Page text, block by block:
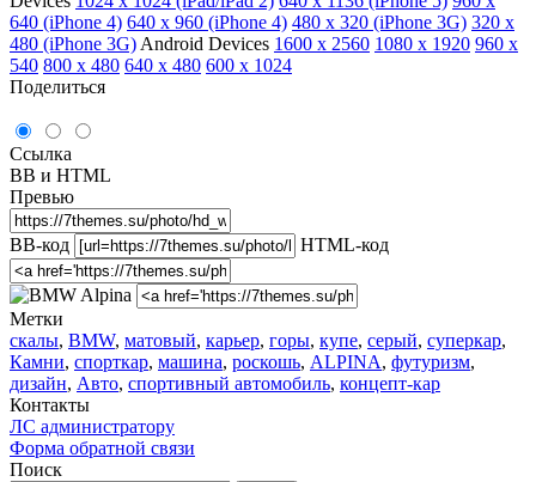
640 (iPhone 4) 640 x 960 (iPhone 4) 480 x 320 (iPhone 3G) 320 x
480 (iPhone 3G) Android Devices 1600 x 2560 1080 x 1920 960 х
540 800 х 480 640 x 480 600 x 1024
Поделиться
Ссылка
BB и HTML
Превью
BB-код HTML-код
Метки
скалы, BMW, матовый, карьер, горы, купе, серый, суперкар,
Камни, спорткар, машина, роскошь, ALPINA, футуризм,
дизайн, Авто, спортивный автомобиль, концепт-кар
Контакты
ЛС администратору
Форма обратной связи
Поиск